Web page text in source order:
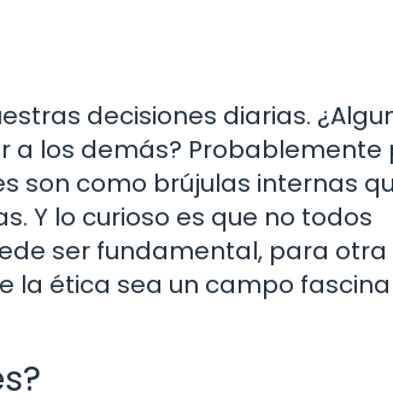
decisiones diarias.
los demás? Probablemente
son como brújulas internas
Y lo curioso es que no todos
ser fundamental, para otra
la ética sea un campo